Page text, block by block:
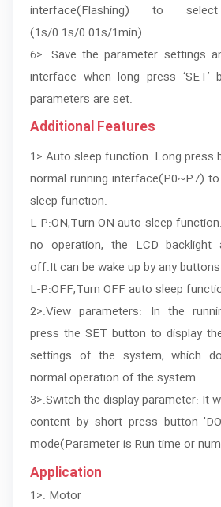
interface(Flashing) to
(1s/0.1s/0.01s/1min).
6>. Save the parameter settings
interface when long press
parameters are set.
Additional Features
1>.Auto sleep function: Long press
normal running interface(P0~P7)
sleep function.
L-P:ON,Turn ON auto sleep
no operation, the LCD backlight
off.It can be wake up by any
L-P:OFF,Turn OFF auto sleep
2>.View parameters: In the
press the SET button to display
settings of the system, which
normal operation of the system.
3>.Switch the display parameter: It
content by short press button
mode(Parameter is Run time or
Application
1>. Motor